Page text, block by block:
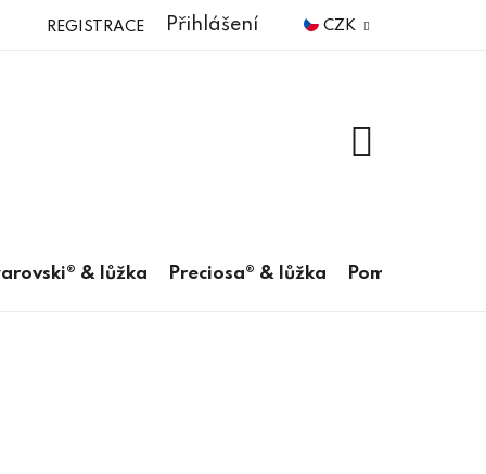
CZK
Přihlášení
REGISTRACE
& lůžka Preciosa® & lůžka Pomůcky